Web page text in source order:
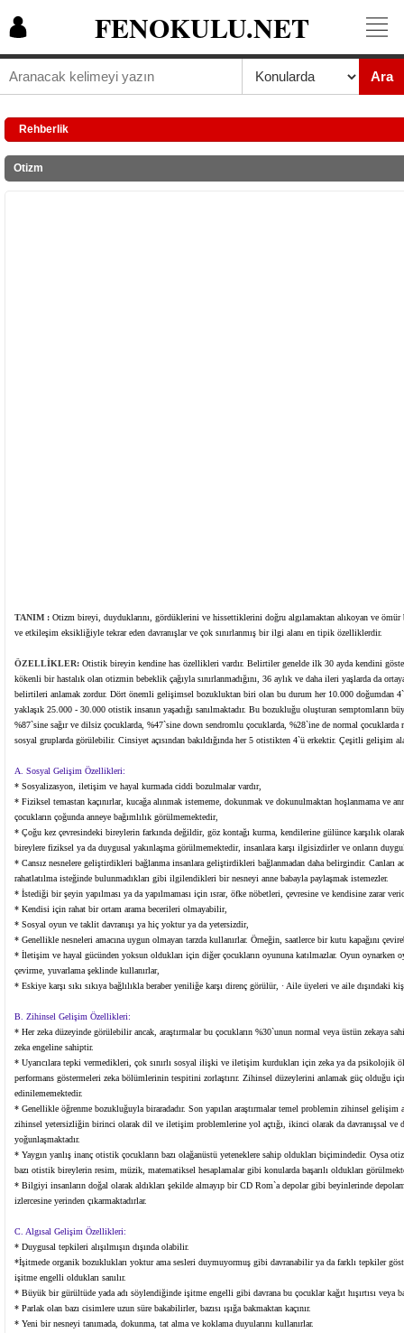
FENOKULU.NET
Ara
Rehberlik
Otizm
TANIM : Otizm bireyi, duyduklarını, gördüklerini ve hissettiklerini doğru algılamaktan alıkoyan ve
ve etkileşim eksikliğiyle tekrar eden davranışlar ve çok sınırlanmış bir ilgi alanı en tipik özelliklerdir.
ÖZELLİKLER: Otistik bireyin kendine has özellikleri vardır. Belirtiler genelde ilk 30 ayda kendini
kökenli bir hastalık olan otizmin bebeklik çağıyla sınırlanmadığını, 36 aylık ve daha ileri yaşlarda da
belirtileri anlamak zordur. Dört önemli gelişimsel bozukluktan biri olan bu durum her 10.000 doğumdan
yaklaşık 25.000 - 30.000 otistik insanın yaşadığı sanılmaktadır. Bu bozukluğu oluşturan semptomların
%87`sine sağır ve dilsiz çocuklarda, %47`sine down sendromlu çocuklarda, %28`ine de normal çocuklarda
sosyal gruplarda görülebilir. Cinsiyet açısından bakıldığında her 5 otistikten 4`ü erkektir. Çeşitli gelişim
A. Sosyal Gelişim Özellikleri:
* Sosyalizasyon, iletişim ve hayal kurmada ciddi bozulmalar vardır,
* Fiziksel temastan kaçınırlar, kucağa alınmak istememe, dokunmak ve dokunulmaktan hoşlanmama ve
çocukların çoğunda anneye bağımlılık görülmemektedir,
* Çoğu kez çevresindeki bireylerin farkında değildir, göz kontağı kurma, kendilerine gülünce karşılık
bireylere fiziksel ya da duygusal yakınlaşma görülmemektedir, insanlara karşı ilgisizdirler ve onların
* Cansız nesnelere geliştirdikleri bağlanma insanlara geliştirdikleri bağlanmadan daha belirgindir. Canları
rahatlatılma isteğinde bulunmadıkları gibi ilgilendikleri bir nesneyi anne babayla paylaşmak istemezler.
* İstediği bir şeyin yapılması ya da yapılmaması için ısrar, öfke nöbetleri, çevresine ve kendisine zarar
* Kendisi için rahat bir ortam arama becerileri olmayabilir,
* Sosyal oyun ve taklit davranışı ya hiç yoktur ya da yetersizdir,
* Genellikle nesneleri amacına uygun olmayan tarzda kullanırlar. Örneğin, saatlerce bir kutu kapağını
* İletişim ve hayal gücünden yoksun oldukları için diğer çocukların oyununa katılmazlar. Oyun oynarken
çevirme, yuvarlama şeklinde kullanırlar,
* Eskiye karşı sıkı sıkıya bağlılıkla beraber yeniliğe karşı direnç görülür, · Aile üyeleri ve aile dışındaki
B. Zihinsel Gelişim Özellikleri:
* Her zeka düzeyinde görülebilir ancak, araştırmalar bu çocukların %30`unun normal veya üstün zekaya
zeka engeline sahiptir.
* Uyarıcılara tepki vermedikleri, çok sınırlı sosyal ilişki ve iletişim kurdukları için zeka ya da psikolojik
performans göstermeleri zeka bölümlerinin tespitini zorlaştırır. Zihinsel düzeylerini anlamak güç olduğu
edinilememektedir.
* Genellikle öğrenme bozukluğuyla biraradadır. Son yapılan araştırmalar temel problemin zihinsel gelişim
zihinsel yetersizliğin birinci olarak dil ve iletişim problemlerine yol açtığı, ikinci olarak da davranışsal ve
yoğunlaşmaktadır.
* Yaygın yanlış inanç otistik çocukların bazı olağanüstü yeteneklere sahip oldukları biçimindedir. Oysa
bazı otistik bireylerin resim, müzik, matematiksel hesaplamalar gibi konularda başarılı oldukları
* Bilgiyi insanların doğal olarak aldıkları şekilde almayıp bir CD Rom`a depolar gibi beyinlerinde
izlercesine yerinden çıkarmaktadırlar.
C. Algısal Gelişim Özellikleri:
* Duygusal tepkileri alışılmışın dışında olabilir.
*İşitmede organik bozuklukları yoktur ama sesleri duymuyormuş gibi davranabilir ya da farklı tepkiler
işitme engelli oldukları sanılır.
* Büyük bir gürültüde yada adı söylendiğinde işitme engelli gibi davrana bu çocuklar kağıt hışırtısı veya
* Parlak olan bazı cisimlere uzun süre bakabilirler, bazısı ışığa bakmaktan kaçınır.
* Yeni bir nesneyi tanımada, dokunma, tat alma ve koklama duyularını kullanırlar.